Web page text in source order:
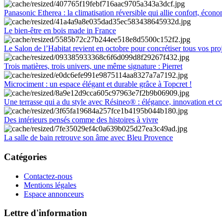
Panasonic Etherea : la climatisation réversible qui allie confort,
Le bien-être en bois made in France
Le Salon de l’Habitat revient en octobre pour concrétiser tous vos
Trois matières, trois univers, une même signature : Pierret
Microciment : un espace élégant et durable grâce à Topcret !
Une terrasse qui a du style avec Résineo® : élégance, innovation et
Des intérieurs pensés comme des histoires à vivre
La salle de bain retrouve son âme avec Bleu Provence
Catégories
Contactez-nous
Mentions légales
Espace annonceurs
Lettre d'information